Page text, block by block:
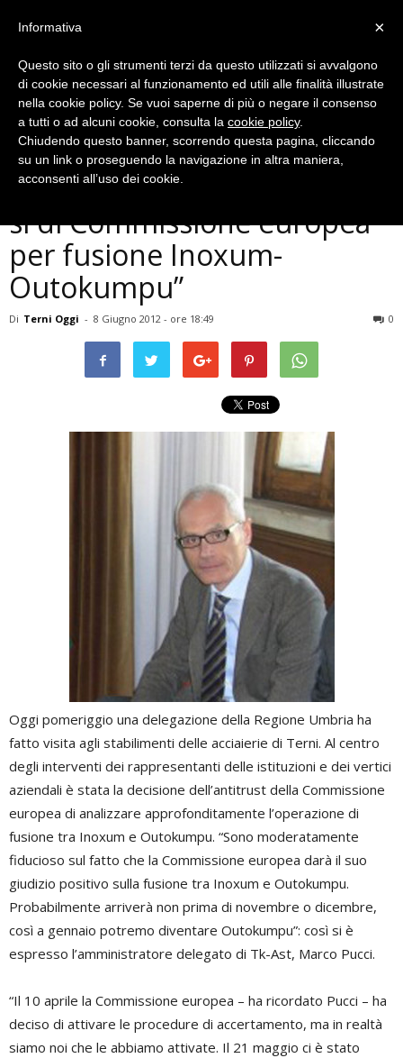
Economia
Ast, ad Pucci: ”Fiducioso sul
sì di Commissione europea
per fusione Inoxum-
Outokumpu”
Di Terni Oggi - 8 Giugno 2012 - ore 18:49 0
Oggi pomeriggio una delegazione della Regione Umbria ha
fatto visita agli stabilimenti delle acciaierie di Terni. Al centro
degli interventi dei rappresentanti delle istituzioni e dei vertici
aziendali è stata la decisione dell’antitrust della Commissione
europea di analizzare approfonditamente l’operazione di
fusione tra Inoxum e Outokumpu. “Sono moderatamente
fiducioso sul fatto che la Commissione europea darà il suo
giudizio positivo sulla fusione tra Inoxum e Outokumpu.
Probabilmente arriverà non prima di novembre o dicembre,
così a gennaio potremo diventare Outokumpu”: così si è
espresso l’amministratore delegato di Tk-Ast, Marco Pucci.
“Il 10 aprile la Commissione europea – ha ricordato Pucci – ha
deciso di attivare le procedure di accertamento, ma in realtà
siamo noi che le abbiamo attivate. Il 21 maggio ci è stato
×
Informativa
Questo sito o gli strumenti terzi da questo utilizzati si avvalgono
di cookie necessari al funzionamento ed utili alle finalità illustrate
nella cookie policy. Se vuoi saperne di più o negare il consenso
a tutti o ad alcuni cookie, consulta la cookie policy.
Chiudendo questo banner, scorrendo questa pagina, cliccando
su un link o proseguendo la navigazione in altra maniera,
acconsenti all’uso dei cookie.